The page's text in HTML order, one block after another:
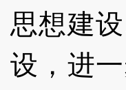
思想建
设，进